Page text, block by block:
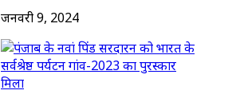
जनवरी 9, 2024